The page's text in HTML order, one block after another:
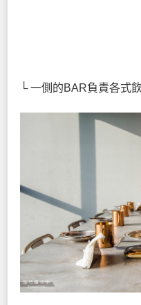
└ 一側的BAR負責各式